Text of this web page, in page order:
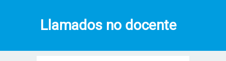
Llamados no docente